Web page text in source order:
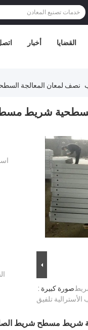
أخبار القضايا
نصف لمعان المعالجة
شريط
صورة كبيرة :
تلفيق
شريط مسطح شريط الصلب